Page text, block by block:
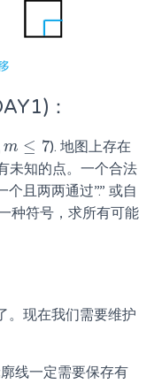
：
m ≤ 7
≤ 7
). 地图上存在
未知的点。一个合法
个且两两通过”.” 或自
种符号，求所有可能
。现在我们需要维护
线一定需要保存有